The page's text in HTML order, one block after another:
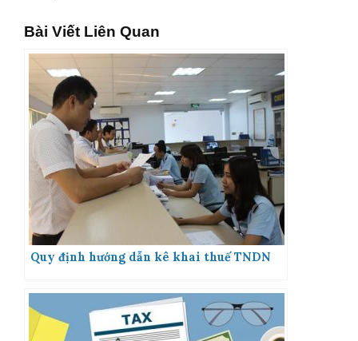
Bài Viết Liên Quan
Quy định hướng dẫn kê khai thuế TNDN